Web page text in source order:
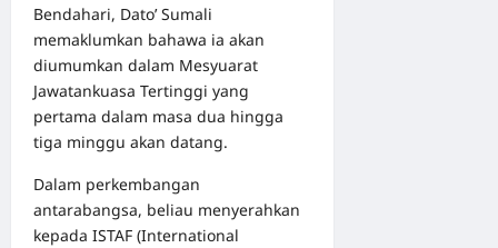
Bendahari, Dato’ Sumali
memaklumkan bahawa ia akan
diumumkan dalam Mesyuarat
Jawatankuasa Tertinggi yang
pertama dalam masa dua hingga
tiga minggu akan datang.
Dalam perkembangan
antarabangsa, beliau menyerahkan
kepada ISTAF (International